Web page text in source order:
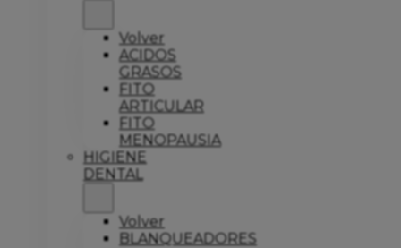
Volver
ACIDOS
GRASOS
FITO
ARTICULAR
FITO
MENOPAUSIA
HIGIENE
DENTAL
Volver
BLANQUEADORES